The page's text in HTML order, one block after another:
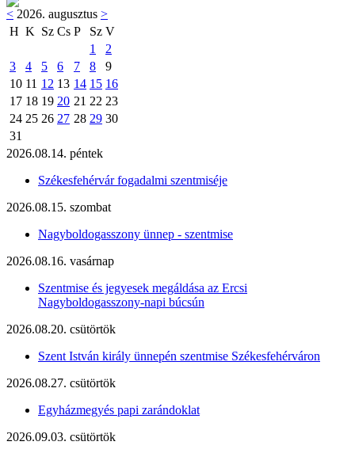
< 2026. augusztus >
H K Sz Cs P Sz V
1
2
3
4 5 6 7 8
9
10 11 12 13 14 15 16
17 18 19 20 21 22 23
24 25 26 27 28 29 30
31
2026.08.14. péntek
Székesfehérvár fogadalmi szentmiséje
2026.08.15. szombat
Nagyboldogasszony ünnep - szentmise
2026.08.16. vasárnap
Szentmise és jegyesek megáldása az Ercsi
Nagyboldogasszony-napi búcsún
2026.08.20. csütörtök
Szent István király ünnepén szentmise Székesfehérváron
2026.08.27. csütörtök
Egyházmegyés papi zarándoklat
2026.09.03. csütörtök